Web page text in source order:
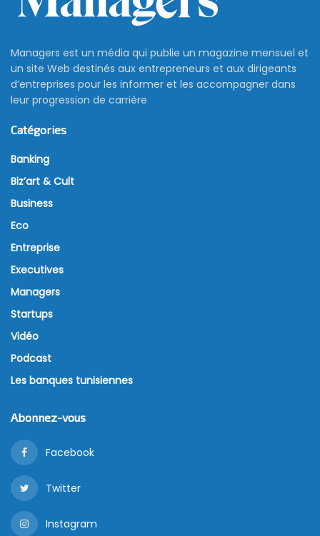
Managers est un média qui publie un magazine mensuel et
un site Web destinés aux entrepreneurs et aux dirigeants
d’entreprises pour les informer et les accompagner dans
leur progression de carrière
Catégories
Banking
Biz’art & Cult
Business
Eco
Entreprise
Executives
Managers
Startups
Vidéo
Podcast
Les banques tunisiennes
Abonnez-vous
Facebook
Twitter
Instagram